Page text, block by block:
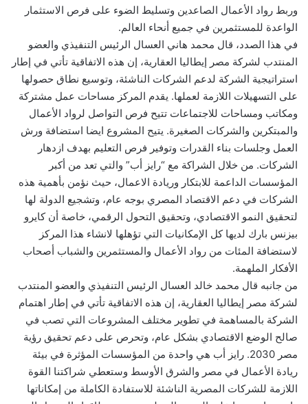
وربط رواد الأعمال الصاعدين وتسليط الضوء على فرص الاستثمار
الواعدة للمستثمرين في جميع أنحاء العالم.
في هذا الصدد، قال محمد هاني العسال الرئيس التنفيذي والعضو
المنتدب لشركة مصر إيطاليا العقارية، إن هذه الاتفاقية تأتي في إطار
استراتيجية الشركة لدعم الشركات الناشئة، وتوسيع نطاق حصولها
على التسهيلات اللازمة لعملها. يقدم المركز مساحات عمل مشتركة
ومكاتب ومساحات للاجتماعات تتيح فرص التواصل لرواد الأعمال
والمبتكرين والشركات الصغيرة. يتيح المشروع ايضا استضافة ورش
العمل وجلسات بناء القدرات وتوفير فرص التعليم بهدف ازدهار
الشركات. من خلال الشراكة مع “رايز أب” والتي تعد من أكبر
المؤسسات الداعمة للابتكار وريادة الاعمال، حيث نؤمن بأهمية هذه
الشركات في دعم الاقتصاد المصري بوجه عام، وتشجيع الدولة لها
لتحقيق النمو الاقتصادي، وتحقيق التحول الرقمي، خاصة أن كايرو
بيزنس بارك لديها كل الإمكانيات التي تؤهلها لانشاء هذا المركز
لاستضافة المئات من رواد الأعمال والمستثمرين والشباب أصحاب
الأفكار الملهمة.
من جانبه قال محمد خالد العسال الرئيس التنفيذي والعضو المنتدب
لشركة مصر إيطاليا العقارية، إن هذه الاتفاقية تأتي في إطار اهتمام
الشركة بالمساهمة في تطوير مختلف المشروعات التي تصب في
صالح الوضع الاقتصادي بشكل عام، وتحرص على دعم تحقيق رؤية
مصر 2030. رايز أب هي واحدة من المؤسسات المؤثرة في بيئة
ريادة الأعمال في مصر والشرق الأوسط وستعطي شراكتنا القوة
اللازمة للشركات المصرية الناشئة للاستفادة الكاملة من إمكاناتها